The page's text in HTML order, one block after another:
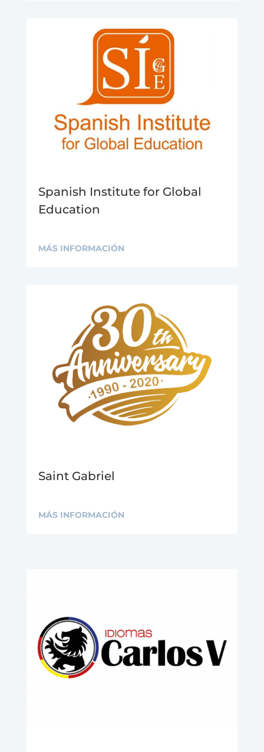
Spanish Institute for Global
Education
MÁS INFORMACIÓN
Saint Gabriel
MÁS INFORMACIÓN